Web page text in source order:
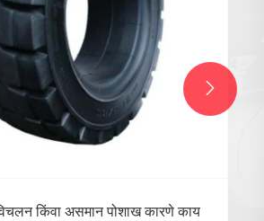
किंवा असमान पोशाख कारणे काय
